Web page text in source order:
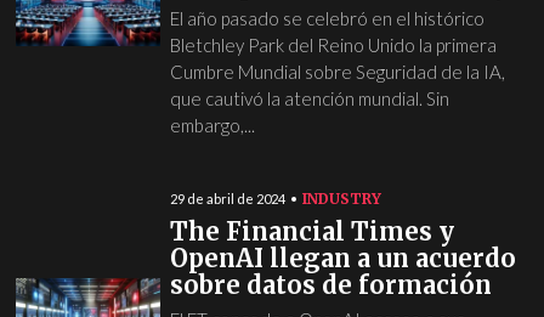
El año pasado se celebró en el histórico
Bletchley Park del Reino Unido la primera
Cumbre Mundial sobre Seguridad de la IA,
que cautivó la atención mundial. Sin
embargo,...
29 de abril de 2024 INDUSTRY
The Financial Times y
OpenAI llegan a un acuerdo
sobre datos de formación